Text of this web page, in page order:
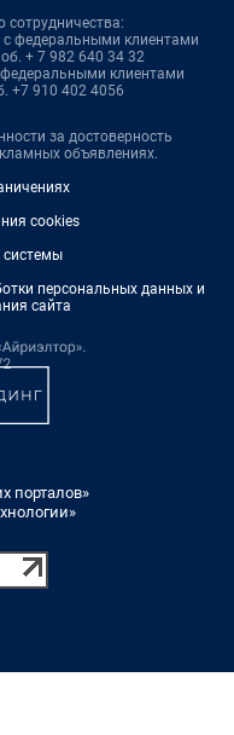
сотрудничества:
федеральными клиентами
+ 7 982 640 34 32
клиентами
+7 910 402 4056
за достоверность
объявлениях.
cookies
системы
персональных данных и
сайта
порталов»